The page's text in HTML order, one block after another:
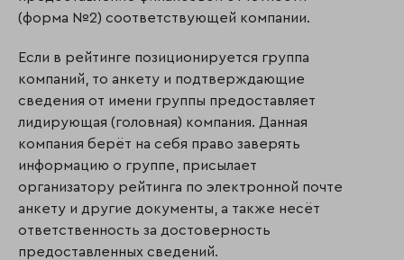
(форма №2) соответствующей компании.
Если в рейтинге позиционируется группа
компаний, то анкету и подтверждающие
сведения от имени группы предоставляет
лидирующая (головная) компания. Данная
компания берёт на себя право заверять
информацию о группе, присылает
организатору рейтинга по электронной почте
анкету и другие документы, а также несёт
ответственность за достоверность
предоставленных сведений.